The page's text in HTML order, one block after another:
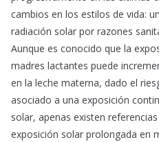
cambios en los estilos de vida:
radiación solar por razones
Aunque es conocido que la
madres lactantes puede
en la leche materna, dado el
asociado a una exposición
solar, apenas existen
exposición solar prolongada en